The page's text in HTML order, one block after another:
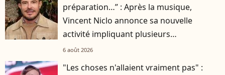
préparation…” : Après la musique,
Vincent Niclo annonce sa nouvelle
activité impliquant plusieurs
personnalités
6 août 2026
"Les choses n'allaient vraiment pas" :